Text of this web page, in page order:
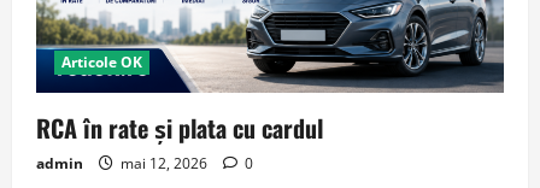
Articole OK
RCA în rate și plata cu cardul
admin mai 12, 2026 0